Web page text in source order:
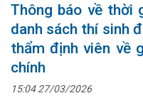
Thông báo về thời
danh sách thí sinh
thẩm định viên về
chính
15:04 27/03/2026